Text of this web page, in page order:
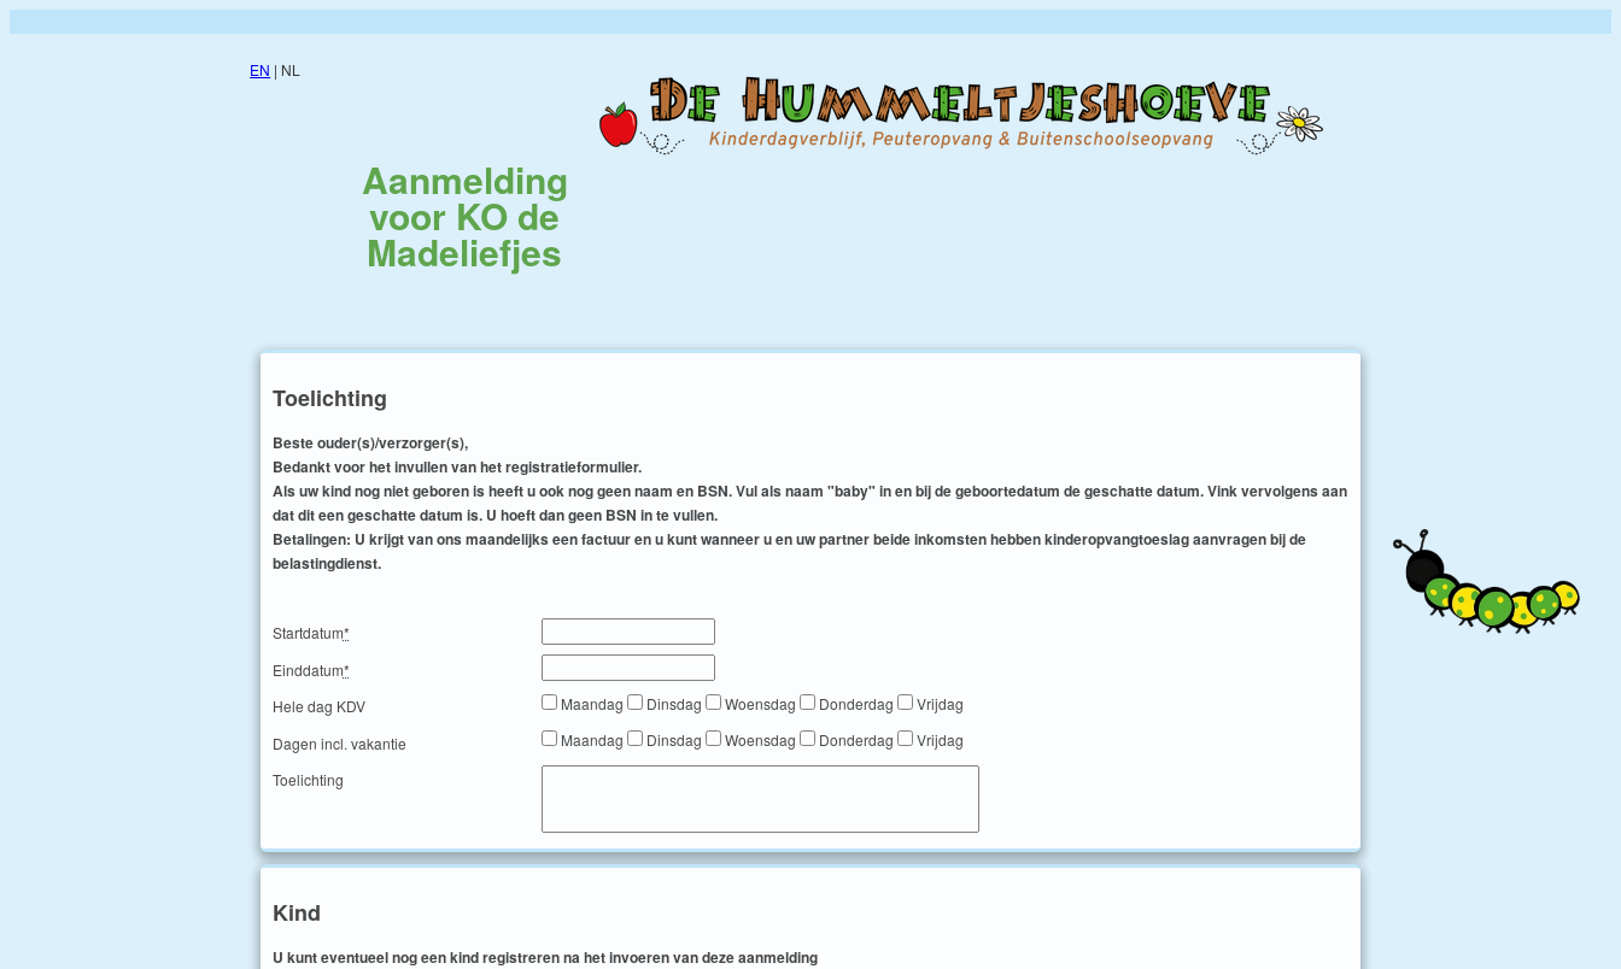
EN | NL
Aanmelding
voor KO de
Madeliefjes
Toelichting
Beste ouder(s)/verzorger(s),
Bedankt voor het invullen van het registratieformulier.
Als uw kind nog niet geboren is heeft u ook nog geen naam en BSN. Vul als naam "baby" in en bij de geboortedatum de geschatte datum. Vink vervolgens aan
dat dit een geschatte datum is. U hoeft dan geen BSN in te vullen.
Betalingen: U krijgt van ons maandelijks een factuur en u kunt wanneer u en uw partner beide inkomsten hebben kinderopvangtoeslag aanvragen bij de
belastingdienst.
Startdatum*
Einddatum*
Hele dag KDV
Maandag Dinsdag Woensdag Donderdag
Vrijdag
Dagen incl. vakantie
Maandag Dinsdag Woensdag Donderdag
Vrijdag
Toelichting
Kind
U kunt eventueel nog een kind registreren na het invoeren van deze aanmelding